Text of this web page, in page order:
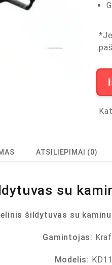
ATSILIEPIMAI (0)
su
šildytuvas su
Gamintojas:
Modelis: